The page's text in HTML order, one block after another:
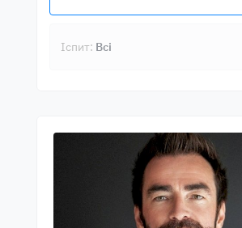
Іспит: Всі